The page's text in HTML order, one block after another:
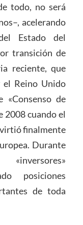
todo, no será
acelerando
Estado del
transición de
reciente, que
el Reino Unido
«Consenso de
2008 cuando el
finalmente
Durante
posiciones
de toda